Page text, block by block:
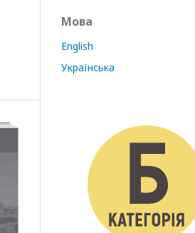
Мова
English
Українська